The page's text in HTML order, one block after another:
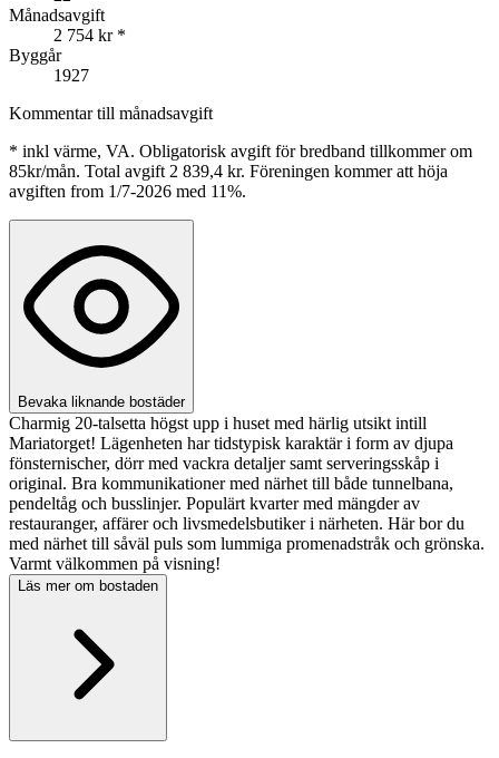
Månadsavgift
2 754 kr*
Byggår
1927
Kommentar till månadsavgift
* inkl värme, VA. Obligatorisk avgift för bredband tillkommer om
85kr/mån. Total avgift 2 839,4 kr. Föreningen kommer att höja
avgiften from 1/7-2026 med 11%.
Bevaka liknande bostäder
Charmig 20-talsetta högst upp i huset med härlig utsikt intill
Mariatorget! Lägenheten har tidstypisk karaktär i form av djupa
fönsternischer, dörr med vackra detaljer samt serveringsskåp i
original. Bra kommunikationer med närhet till både tunnelbana,
pendeltåg och busslinjer. Populärt kvarter med mängder av
restauranger, affärer och livsmedelsbutiker i närheten. Här bor du
med närhet till såväl puls som lummiga promenadstråk och grönska.
Varmt välkommen på visning!
Läs mer om bostaden